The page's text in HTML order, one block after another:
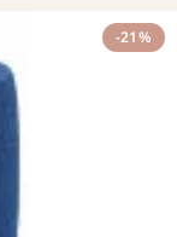
-21%